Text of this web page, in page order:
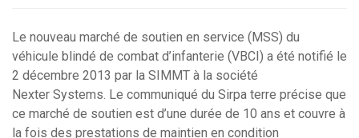
Le nouveau marché de soutien en service (MSS) du
véhicule blindé de combat d’infanterie (VBCI) a été notifié le
2 décembre 2013 par la SIMMT à la société
Nexter Systems. Le communiqué du Sirpa terre précise que
ce marché de soutien est d’une durée de 10 ans et couvre à
la fois des prestations de maintien en condition